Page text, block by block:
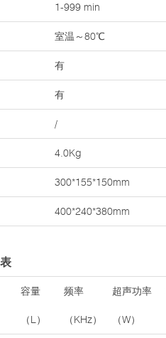
1-999 min
室温～80℃
有
有
/
4.0Kg
300*155*150mm
400*240*380mm
容量
（L）
频率
（KHz）
超声功率
（W）